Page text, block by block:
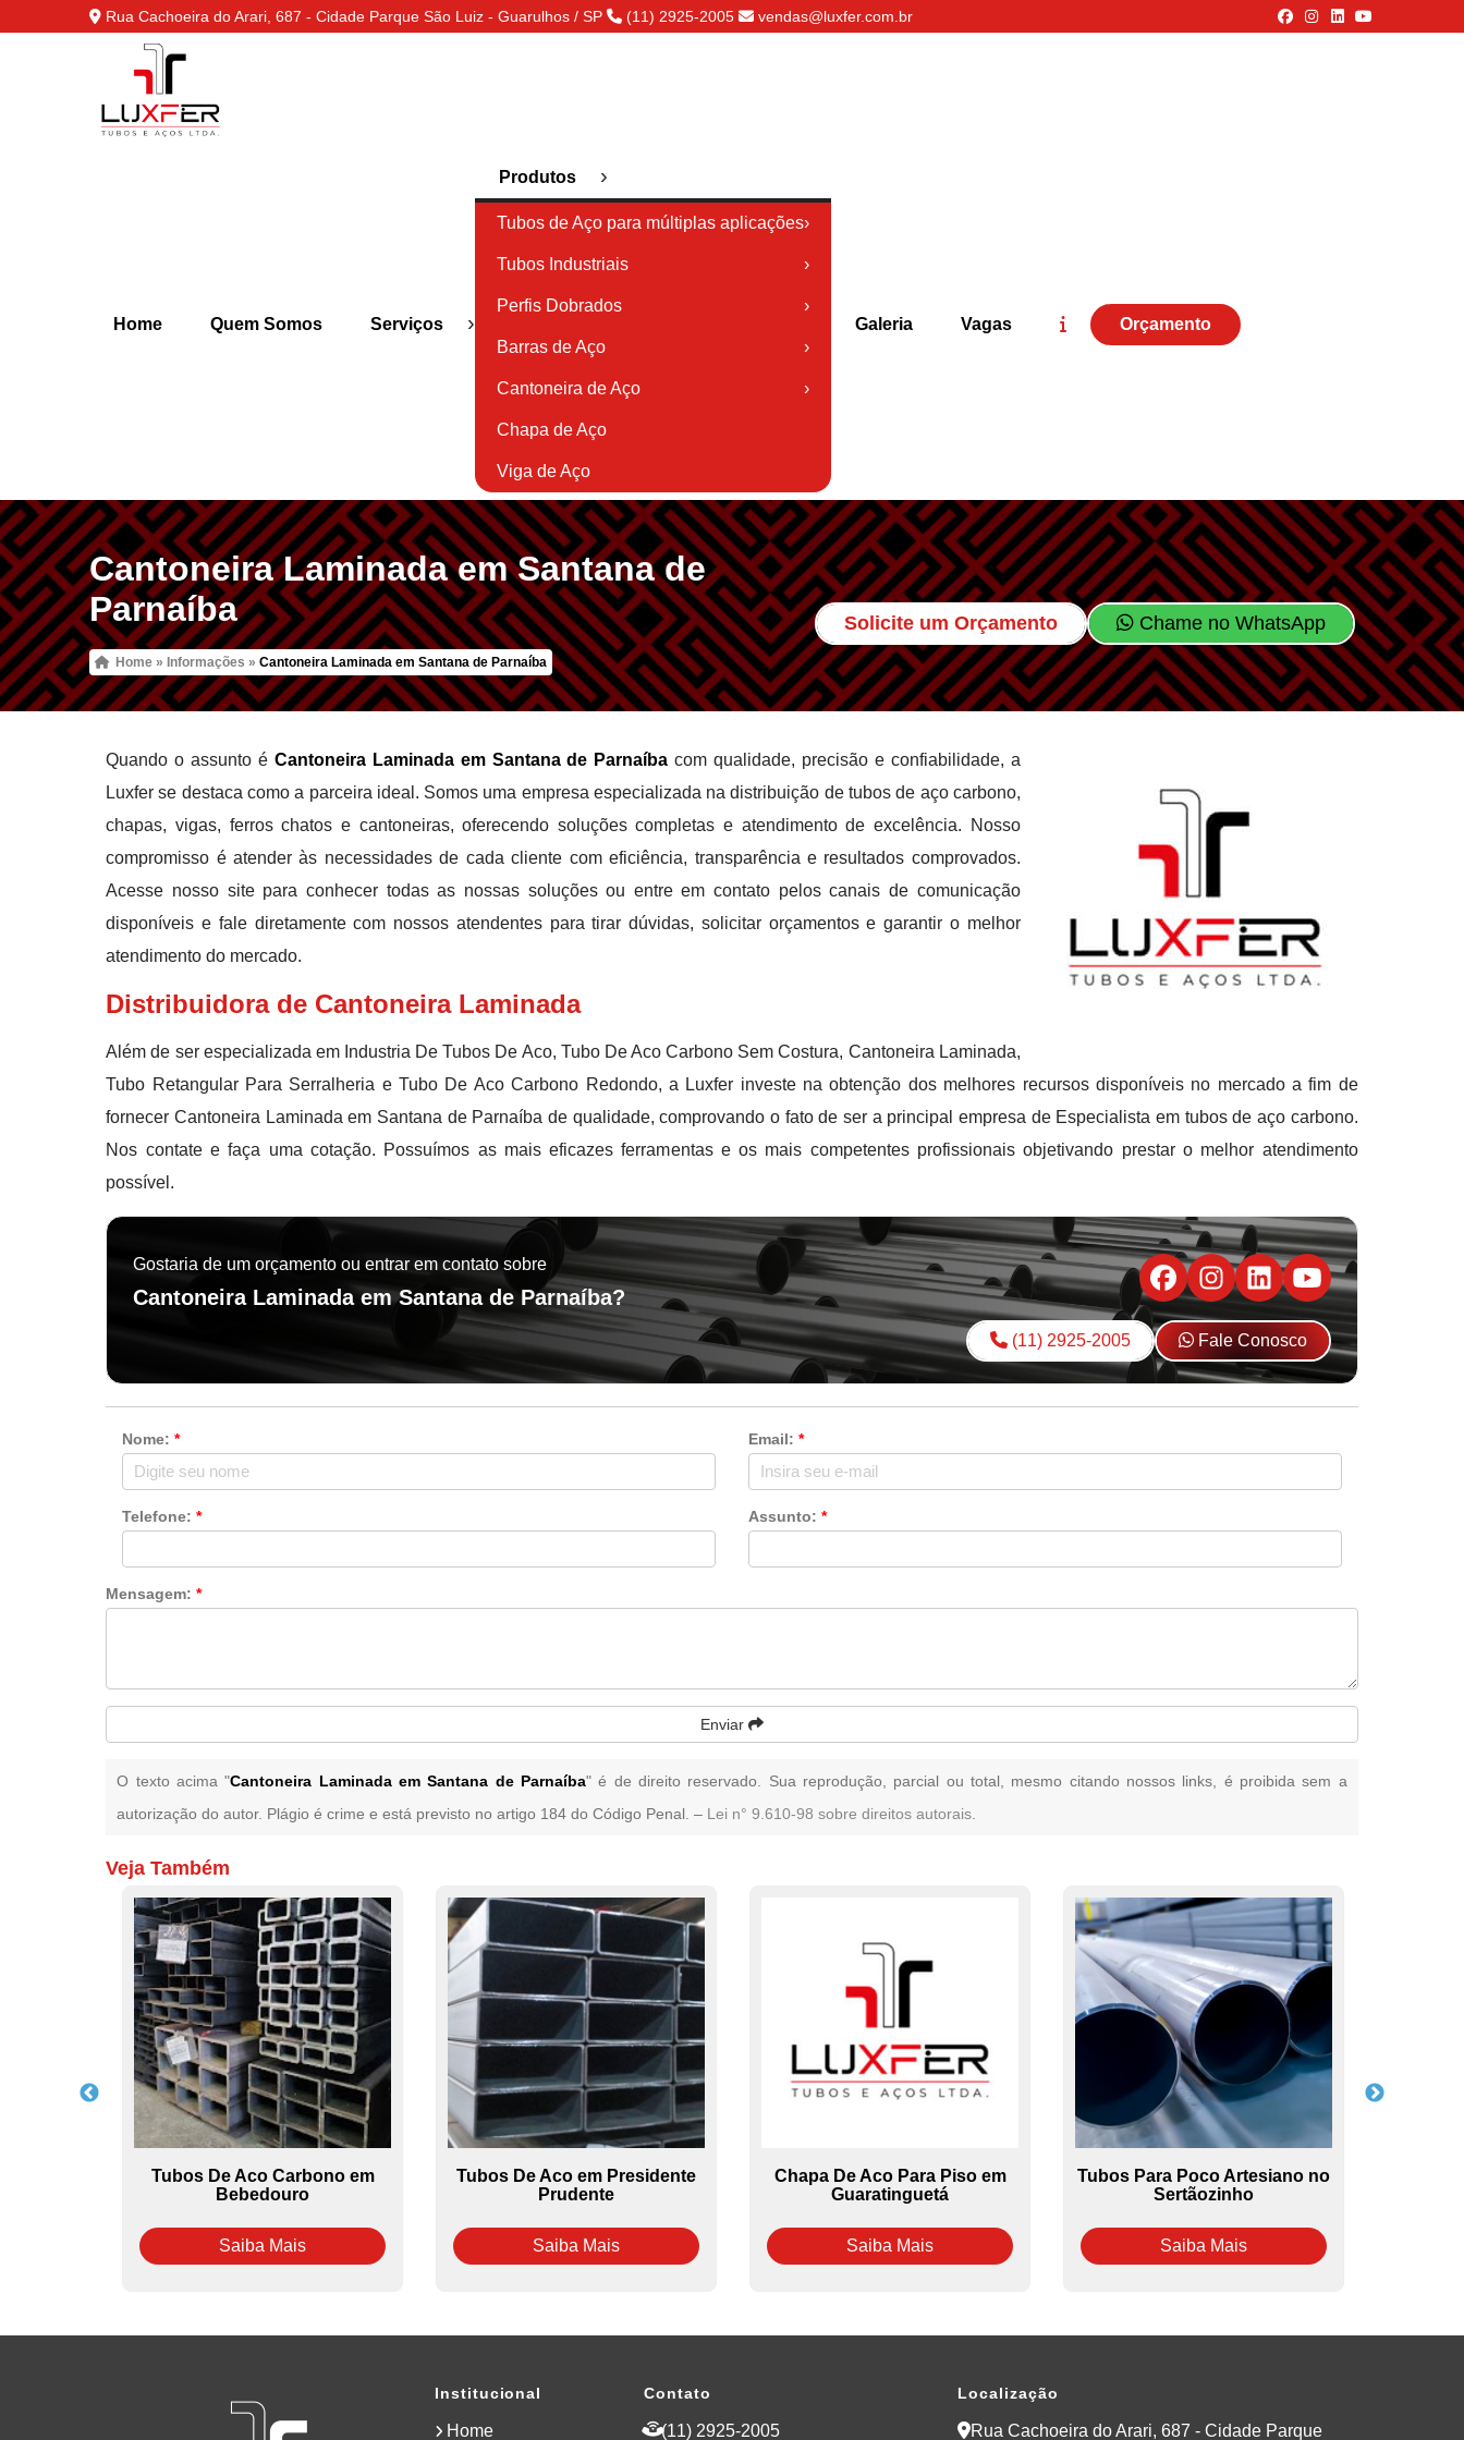
Rua Cachoeira do Arari, 687 - Cidade Parque São Luiz - Guarulhos / SP (11) 2925-2005 vendas@luxfer.com.br
Home Quem Somos Serviços ›
Produtos ›
Tubos de Aço para múltiplas aplicações›
Tubos Industriais ›
Perfis Dobrados ›
Barras de Aço ›
Cantoneira de Aço ›
Chapa de Aço
Viga de Aço
Galeria Vagas Orçamento
Cantoneira Laminada em Santana de
Parnaíba
Home »Informações »Cantoneira Laminada em Santana de Parnaíba
Solicite um Orçamento Chame no WhatsApp
Quando o assunto é Cantoneira Laminada em Santana de Parnaíba com qualidade, precisão e confiabilidade, a
Luxfer se destaca como a parceira ideal. Somos uma empresa especializada na distribuição de tubos de aço carbono,
chapas, vigas, ferros chatos e cantoneiras, oferecendo soluções completas e atendimento de excelência. Nosso
compromisso é atender às necessidades de cada cliente com eficiência, transparência e resultados comprovados.
Acesse nosso site para conhecer todas as nossas soluções ou entre em contato pelos canais de comunicação
disponíveis e fale diretamente com nossos atendentes para tirar dúvidas, solicitar orçamentos e garantir o melhor
atendimento do mercado.
Distribuidora de Cantoneira Laminada
Além de ser especializada em Industria De Tubos De Aco, Tubo De Aco Carbono Sem Costura, Cantoneira Laminada,
Tubo Retangular Para Serralheria e Tubo De Aco Carbono Redondo, a Luxfer investe na obtenção dos melhores recursos disponíveis no mercado a fim de
fornecer Cantoneira Laminada em Santana de Parnaíba de qualidade, comprovando o fato de ser a principal empresa de Especialista em tubos de aço carbono.
Nos contate e faça uma cotação. Possuímos as mais eficazes ferramentas e os mais competentes profissionais objetivando prestar o melhor atendimento
possível.
Gostaria de um orçamento ou entrar em contato sobre
Cantoneira Laminada em Santana de Parnaíba?
(11) 2925-2005 Fale Conosco
Nome:* Email: *
Telefone:* Assunto: *
Mensagem:*
Enviar
O texto acima "Cantoneira Laminada em Santana de Parnaíba" é de direito reservado. Sua reprodução, parcial ou total, mesmo citando nossos links, é proibida sem a
autorização do autor. Plágio é crime e está previsto no artigo 184 do Código Penal. – Lei n° 9.610-98 sobre direitos autorais
Veja Também
Tubos De Aco Carbono em
Bebedouro
Saiba Mais
Tubos De Aco em Presidente
Prudente
Saiba Mais
Chapa De Aco Para Piso em
Guaratinguetá
Saiba Mais
Tubos Para Poco Artesiano no
Sertãozinho
Saiba Mais
Institucional
Home
Contato
(11) 2925-2005
Localização
Rua Cachoeira do Arari, 687 - Cidade Parque